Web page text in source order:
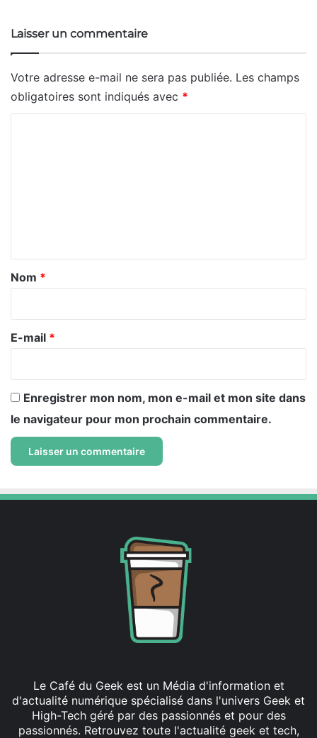
Laisser un commentaire
Votre adresse e-mail ne sera pas publiée. Les champs
obligatoires sont indiqués avec *
a
e
Nom *
E-mail *
Enregistrer mon nom, mon e-mail et mon site dans
le navigateur pour mon prochain commentaire.
Le Café du Geek est un Média d'information et
d'actualité numérique spécialisé dans l'univers Geek et
High-Tech géré par des passionnés et pour des
passionnés. Retrouvez toute l'actualité geek et tech,